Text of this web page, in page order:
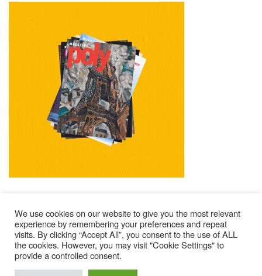
Impressum Kontakt
Alle Ausgaben Lesen
POLY Abonnieren
© 2025 – Magazine Poly – BKN
We use cookies on our website to give you the most relevant
experience by remembering your preferences and repeat
visits. By clicking “Accept All”, you consent to the use of ALL
the cookies. However, you may visit "Cookie Settings" to
provide a controlled consent.